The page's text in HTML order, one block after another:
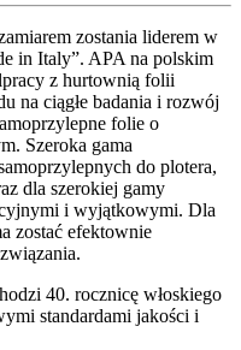
zostania liderem w
in Italy”. APA na polskim
z hurtownią folii
na ciągłe badania i rozwój
folie o
Szeroka gama
do plotera,
dla szerokiej gamy
i wyjątkowymi. Dla
zostać efektownie
40. rocznicę włoskiego
standardami jakości i